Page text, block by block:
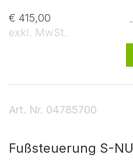
€ 415,00
exkl. MwSt.
-
Art. Nr. 04785700
Fußsteuerung S-NU